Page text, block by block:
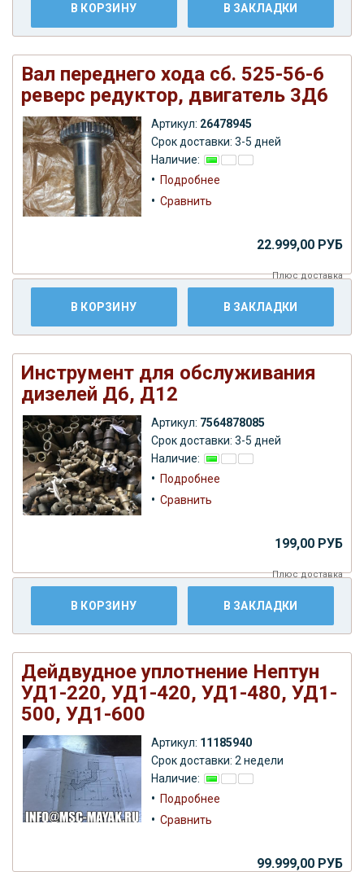
В КОРЗИНУ В ЗАКЛАДКИ
Вал переднего хода сб. 525-56-6
реверс редуктор, двигатель 3Д6
Артикул: 26478945
Срок доставки: 3-5 дней
Наличие:
• Подробнее
• Сравнить
22.999,00 РУБ
Плюсдоставка
В КОРЗИНУ В ЗАКЛАДКИ
Инструмент для обслуживания
дизелей Д6, Д12
Артикул: 7564878085
Срок доставки: 3-5 дней
Наличие:
• Подробнее
• Сравнить
199,00 РУБ
Плюсдоставка
В КОРЗИНУ В ЗАКЛАДКИ
Дейдвудное уплотнение Нептун
УД1-220, УД1-420, УД1-480, УД1-
500, УД1-600
Артикул: 11185940
Срок доставки: 2 недели
Наличие:
• Подробнее
• Сравнить
99.999,00 РУБ